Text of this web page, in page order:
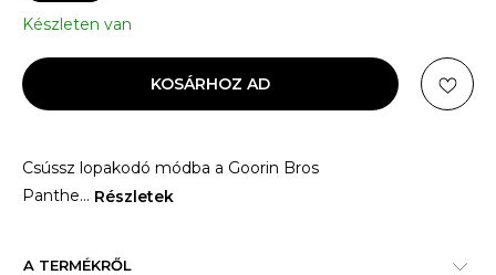
Készleten van
KOSÁRHOZ AD
Csússz lopakodó módba a Goorin Bros
Panthe... Részletek
A TERMÉKRŐL